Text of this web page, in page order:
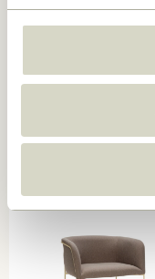
Haze Loungestuhl
Dunkelbraun
In den warenkorb